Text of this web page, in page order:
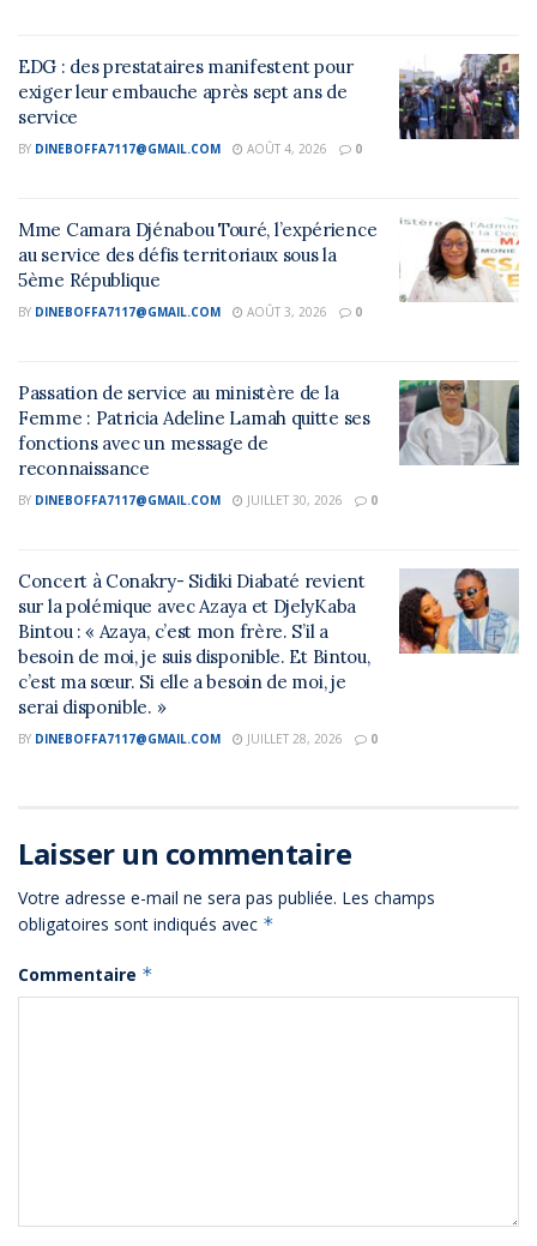
EDG : des prestataires manifestent pour
exiger leur embauche après sept ans de
service
BY DINEBOFFA7117@GMAIL.COM AOÛT 4, 2026 0
Mme Camara Djénabou Touré, l’expérience
au service des défis territoriaux sous la
5ème République
BY DINEBOFFA7117@GMAIL.COM AOÛT 3, 2026 0
Passation de service au ministère de la
Femme : Patricia Adeline Lamah quitte ses
fonctions avec un message de
reconnaissance
BY DINEBOFFA7117@GMAIL.COM JUILLET 30, 2026 0
Concert à Conakry- Sidiki Diabaté revient
sur la polémique avec Azaya et DjelyKaba
Bintou : « Azaya, c’est mon frère. S’il a
besoin de moi, je suis disponible. Et Bintou,
c’est ma sœur. Si elle a besoin de moi, je
serai disponible. »
BY DINEBOFFA7117@GMAIL.COM JUILLET 28, 2026 0
Laisser un commentaire
Votre adresse e-mail ne sera pas publiée. Les champs
obligatoires sont indiqués avec *
Commentaire *